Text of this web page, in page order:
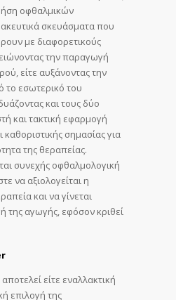
οφθαλμικών
σκευάσματα που
με διαφορετικούς
την παραγωγή
είτε αυξάνοντας την
το εσωτερικό του
και τους δύο
και τακτική εφαρμογή
σημασίας για
της θεραπείας.
συνεχής οφθαλμολογική
να αξιολογείται η
και να γίνεται
της αγωγής, εφόσον κριθεί
είτε εναλλακτική
επιλογή της